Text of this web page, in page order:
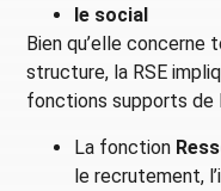
le social
Bien qu’elle concerne
structure, la RSE
fonctions supports de
La fonction
le recrutement,